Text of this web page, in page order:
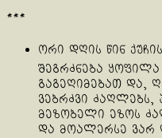
***
ორი დღის წინ
შეგრძნება
გაგეღიმებათ და,
ვებრძვი ძაღლებს,
მეზობელი ეზოს
და მოალერსე ვარ